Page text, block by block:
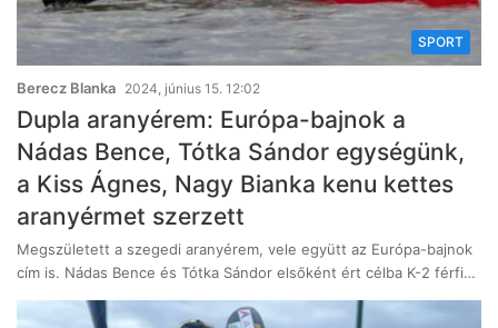
SPORT
Berecz Blanka 2024, június 15. 12:02
Dupla aranyérem: Európa-bajnok a
Nádas Bence, Tótka Sándor egységünk,
a Kiss Ágnes, Nagy Bianka kenu kettes
aranyérmet szerzett
Megszületett a szegedi aranyérem, vele együtt az Európa-bajnok
cím is. Nádas Bence és Tótka Sándor elsőként ért célba K-2 férfi…